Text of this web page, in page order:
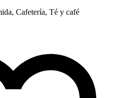
Cafetería, Té y café